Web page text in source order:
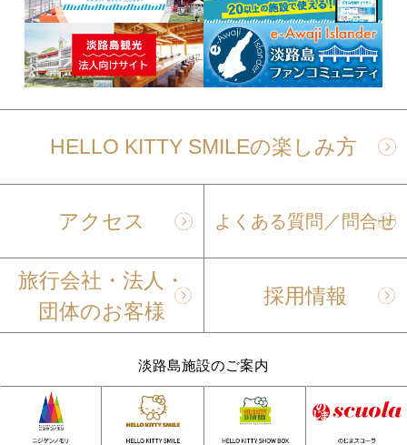
HELLO KITTY SMILEの楽しみ方
アクセス よくある質問／問合せ
旅行会社・法人・
団体のお客様
採用情報
淡路島施設のご案内